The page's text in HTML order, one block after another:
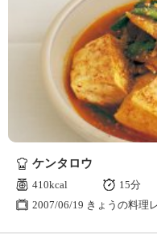
ケンタロウ
410kcal
15分
2007/06/19 きょうの料理